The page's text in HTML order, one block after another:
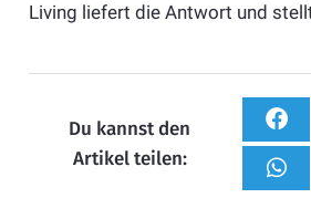
Living liefert die Antwort und
Du kannst den
Artikel teilen: